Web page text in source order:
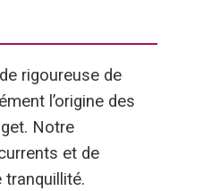
rigoureuse de
l’origine des
Notre
et de
tranquillité.